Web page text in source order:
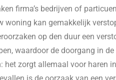
firma’s bedrijven of
woning kan gemakkelijk
op den duur een
waardoor de doorgang in
het zorgt allemaal voor haren
is de oorzaak van een